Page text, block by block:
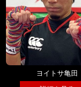
ヨイトサ亀田